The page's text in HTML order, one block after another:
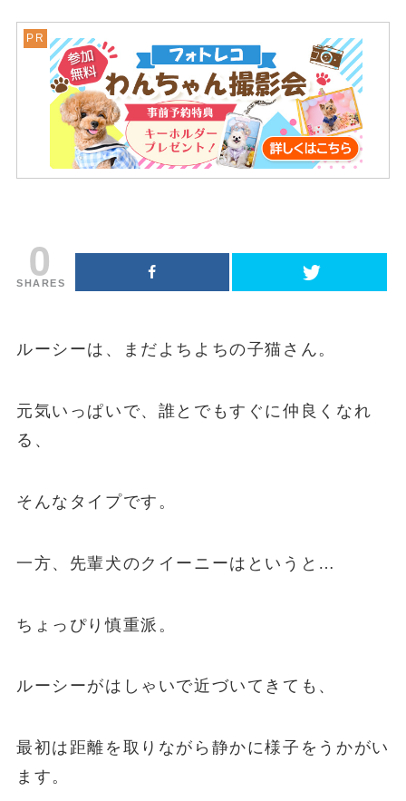
0
SHARES
ルーシーは、まだよちよちの子猫さん。
元気いっぱいで、誰とでもすぐに仲良くなれ
る、
そんなタイプです。
一方、先輩犬のクイーニーはというと…
ちょっぴり慎重派。
ルーシーがはしゃいで近づいてきても、
最初は距離を取りながら静かに様子をうかがい
ます。